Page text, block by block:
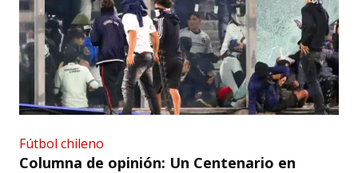
Fútbol chileno
Columna de opinión: Un Centenario en